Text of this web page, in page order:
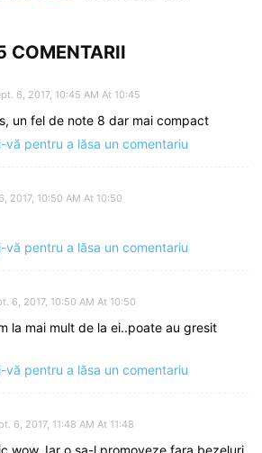
COMENTARII
6, 2017, 10:45 AM At 10:45
un fel de note 8 dar mai compact
vă pentru a lăsa un comentariu
2017, 10:50 AM At 10:50
vă pentru a lăsa un comentariu
6, 2017, 10:50 AM At 10:50
la mai mult de la ei..poate au gresit
vă pentru a lăsa un comentariu
6, 2017, 11:48 AM At 11:48
wow. Iar o sa-l promoveze fara bezeluri